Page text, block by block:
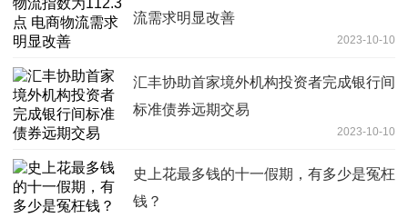
流需求明显改善
2023-10-10
汇丰协助首家境外机构投资者完成银行间
标准债券远期交易
2023-10-10
史上花最多钱的十一假期，有多少是冤枉
钱？